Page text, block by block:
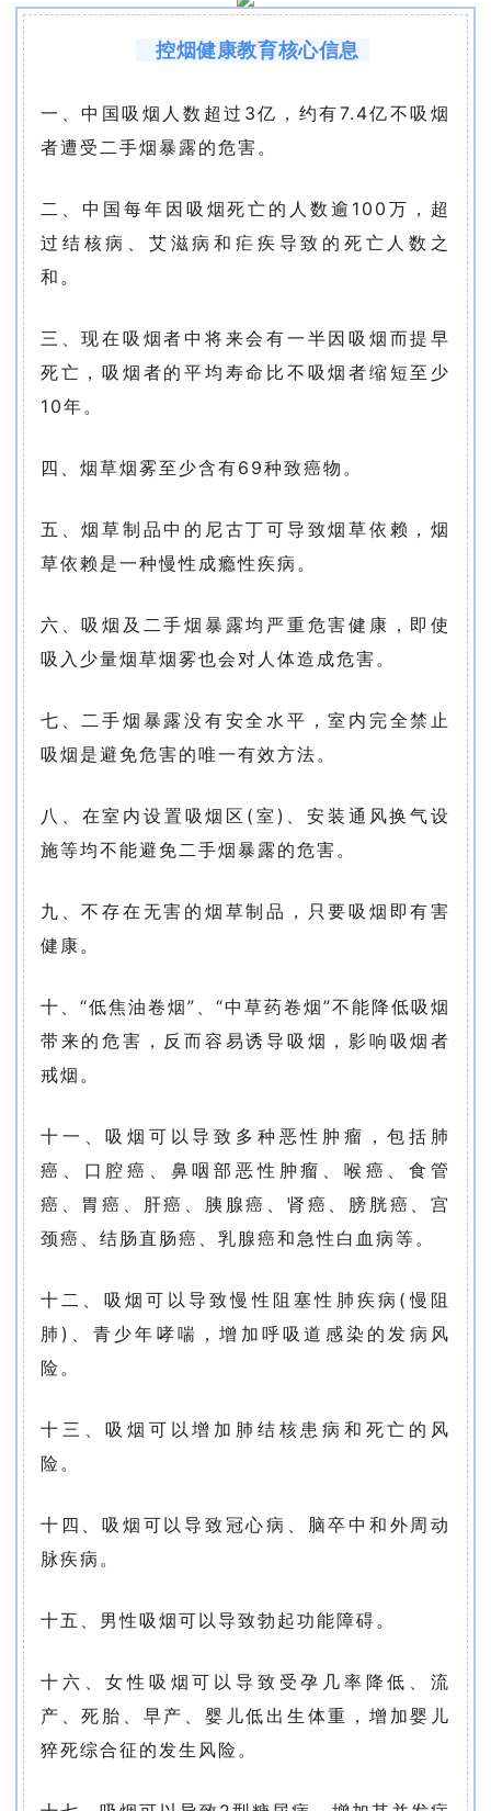
控烟健康教育核心信息
一、中国吸烟人数超过3亿，约有7.4亿不吸烟
者遭受二手烟暴露的危害。
二、中国每年因吸烟死亡的人数逾100万，超
过结核病、艾滋病和疟疾导致的死亡人数之
和。
三、现在吸烟者中将来会有一半因吸烟而提早
死亡，吸烟者的平均寿命比不吸烟者缩短至少
10年。
四、烟草烟雾至少含有69种致癌物。
五、烟草制品中的尼古丁可导致烟草依赖，烟
草依赖是一种慢性成瘾性疾病。
六、吸烟及二手烟暴露均严重危害健康，即使
吸入少量烟草烟雾也会对人体造成危害。
七、二手烟暴露没有安全水平，室内完全禁止
吸烟是避免危害的唯一有效方法。
八、在室内设置吸烟区(室)、安装通风换气设
施等均不能避免二手烟暴露的危害。
九、不存在无害的烟草制品，只要吸烟即有害
健康。
十、“低焦油卷烟”、“中草药卷烟”不能降低吸烟
带来的危害，反而容易诱导吸烟，影响吸烟者
戒烟。
十一、吸烟可以导致多种恶性肿瘤，包括肺
癌、口腔癌、鼻咽部恶性肿瘤、喉癌、食管
癌、胃癌、肝癌、胰腺癌、肾癌、膀胱癌、宫
颈癌、结肠直肠癌、乳腺癌和急性白血病等。
十二、吸烟可以导致慢性阻塞性肺疾病(慢阻
肺)、青少年哮喘，增加呼吸道感染的发病风
险。
十三、吸烟可以增加肺结核患病和死亡的风
险。
十四、吸烟可以导致冠心病、脑卒中和外周动
脉疾病。
十五、男性吸烟可以导致勃起功能障碍。
十六、女性吸烟可以导致受孕几率降低、流
产、死胎、早产、婴儿低出生体重，增加婴儿
猝死综合征的发生风险。